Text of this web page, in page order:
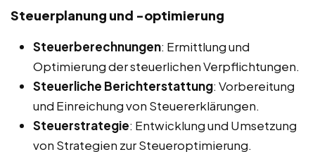
Steuerplanung und -optimierung
Steuerberechnungen: Ermittlung und
Optimierung der steuerlichen Verpflichtungen.
Steuerliche Berichterstattung: Vorbereitung
und Einreichung von Steuererklärungen.
Steuerstrategie: Entwicklung und Umsetzung
von Strategien zur Steueroptimierung.